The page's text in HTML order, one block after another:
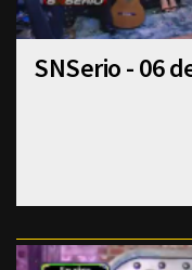
SNSerio - 06